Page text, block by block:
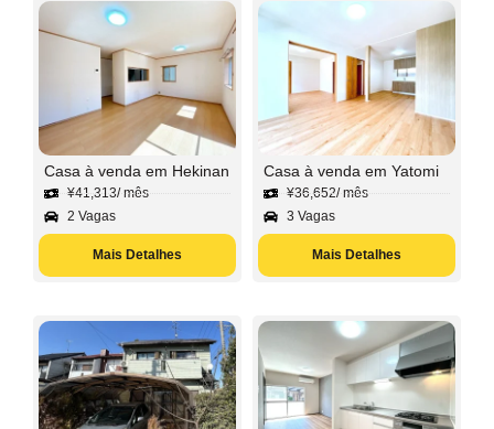
Casa à venda em Hekinan
¥41,313/ mês
2 Vagas
Mais Detalhes
Casa à venda em Yatomi
¥36,652/ mês
3 Vagas
Mais Detalhes